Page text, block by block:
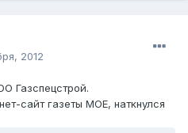
2012
Газспецстрой.
сайт газеты МОЕ, наткнулся